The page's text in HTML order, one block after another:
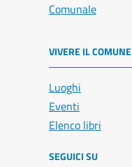
Comunale
VIVERE IL COMUNE
Luoghi
Eventi
Elenco libri
SEGUICI SU